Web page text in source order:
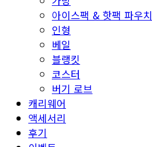
아이스팩 & 핫팩 파우치
인형
베일
블랭킷
코스터
버기 로브
캐리웨어
액세서리
후기